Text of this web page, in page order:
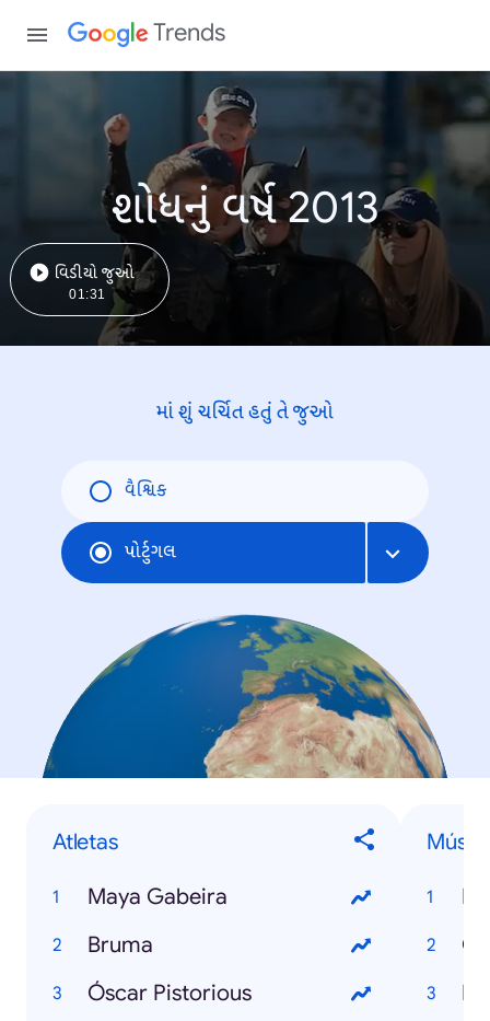
Trends
શોધનું વર્ષ 2013
વિડીયો જુઓ
01:31
માં શું ચર્ચિત હતું તે જુઓ
વૈશ્વિક
પોર્ટુગલ
Atletas
Maya Gabeira
Bruma
Óscar Pistorious
I